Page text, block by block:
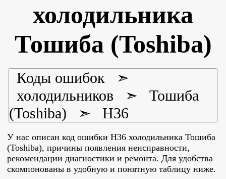
холодильника
Тошиба (Toshiba)
Коды ошибок
➣
холодильников
➣
Тошиба
(Toshiba)
➣ H36
У нас описан код ошибки H36 холодильника Тошиба
(Toshiba), причины появления неисправности,
рекомендации диагностики и ремонта. Для удобства
скомпонованы в удобную и понятную таблицу ниже.